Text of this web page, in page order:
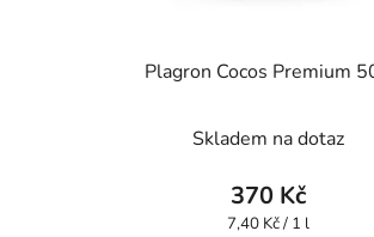
Plagron Cocos Premium
Skladem na dotaz
370 Kč
Měrná
7,40 Kč / 1 l